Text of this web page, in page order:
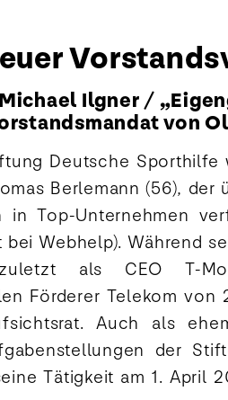
Ilgner /
von
Deutsche Sporthilfe
Berlemann (56), der
in Top-Unternehmen
Webhelp). Während
zuletzt als CEO T-
Förderer Telekom von
Auch als
der
Tätigkeit am 1. April